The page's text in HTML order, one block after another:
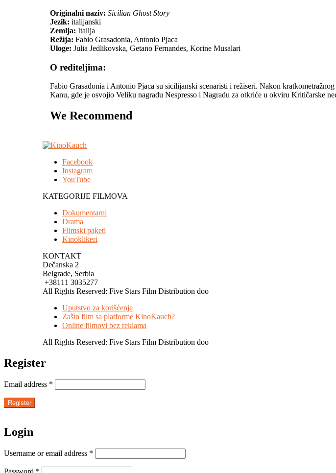
Originalni naziv: Sicilian Ghost Story
Jezik: italijanski
Zemlja: Italija
Režija: Fabio Grasadonia, Antonio Pjaca
Uloge: Julia Jedlikovska, Getano Fernandes, Korine Musalari
O rediteljima:
Fabio Grasadonia i Antonio Pjaca su sicilijanski scenaristi i režiseri. Nakon
Kanu, gde je osvojio Veliku nagradu Nespresso i Nagradu za otkriće u okviru Kritičarske
We Recommend
Facebook
Instagram
YouTube
KATEGORIJE FILMOVA
Dokumentarni
Drama
Filmski paketi
Kinoklikeri
KONTAKT
Dečanska 2
Belgrade, Serbia
+38111 3035277
All Rights Reserved: Five Stars Film Distribution doo
Uputstvo za korišćenje
Zašto film sa platforme KinoKauch?
Online filmovi bez reklama
All Rights Reserved: Five Stars Film Distribution doo
Register
Email address *
Register
Login
Username or email address *
Password *